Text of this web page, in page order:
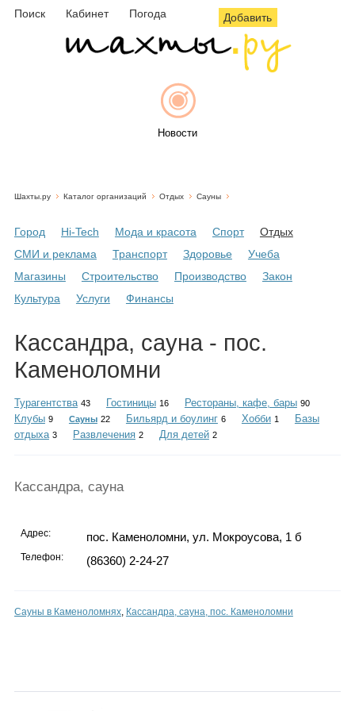
Поиск Кабинет Погода Добавить
Новости
Объявления
Инфо
Шахты.ру Каталог организаций Отдых Сауны
Город Hi-Tech Мода и красота Спорт
Отдых
СМИ и реклама
Транспорт Здоровье
Учеба
Магазины
Строительство Производство
Закон
Культура
Услуги Финансы
Кассандра, сауна - пос.
Каменоломни
Турагентства 43 Гостиницы 16 Рестораны, кафе, бары 90
Клубы 9 Сауны 22 Бильярд и боулинг 6 Хобби 1
Базы
отдыха 3 Развлечения 2 Для детей 2
Кассандра, сауна
Адрес: пос. Каменоломни, ул. Мокроусова, 1 б
Телефон: (86360) 2-24-27
Сауны в Каменоломнях, Кассандра, сауна, пос. Каменоломни